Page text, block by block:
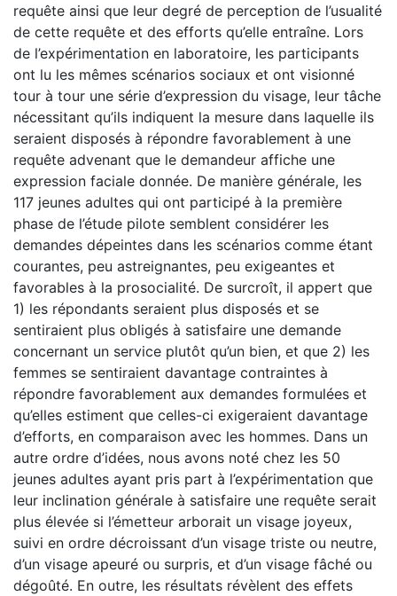
requête ainsi que leur degré de perception de l’usualité
de cette requête et des efforts qu’elle entraîne. Lors
de l’expérimentation en laboratoire, les participants
ont lu les mêmes scénarios sociaux et ont visionné
tour à tour une série d’expression du visage, leur tâche
nécessitant qu’ils indiquent la mesure dans laquelle ils
seraient disposés à répondre favorablement à une
requête advenant que le demandeur affiche une
expression faciale donnée. De manière générale, les
117 jeunes adultes qui ont participé à la première
phase de l’étude pilote semblent considérer les
demandes dépeintes dans les scénarios comme étant
courantes, peu astreignantes, peu exigeantes et
favorables à la prosocialité. De surcroît, il appert que
1) les répondants seraient plus disposés et se
sentiraient plus obligés à satisfaire une demande
concernant un service plutôt qu’un bien, et que 2) les
femmes se sentiraient davantage contraintes à
répondre favorablement aux demandes formulées et
qu’elles estiment que celles-ci exigeraient davantage
d’efforts, en comparaison avec les hommes. Dans un
autre ordre d’idées, nous avons noté chez les 50
jeunes adultes ayant pris part à l’expérimentation que
leur inclination générale à satisfaire une requête serait
plus élevée si l’émetteur arborait un visage joyeux,
suivi en ordre décroissant d’un visage triste ou neutre,
d’un visage apeuré ou surpris, et d’un visage fâché ou
dégoûté. En outre, les résultats révèlent des effets